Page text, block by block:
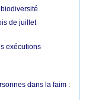
de juillet
exécutions
dans la faim :